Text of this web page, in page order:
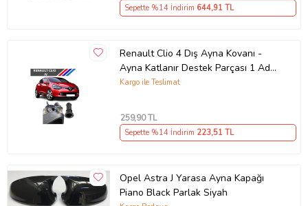
Sepette %14 İndirim 644,91 TL
Renault Clio 4 Dış Ayna Kovanı -
Ayna Katlanır Destek Parçası 1 Adet
490307706 M3625
Kargo ile Teslimat
259,90 TL
Sepette %14 İndirim 223,51 TL
Opel Astra J Yarasa Ayna Kapağı
Piano Black Parlak Siyah